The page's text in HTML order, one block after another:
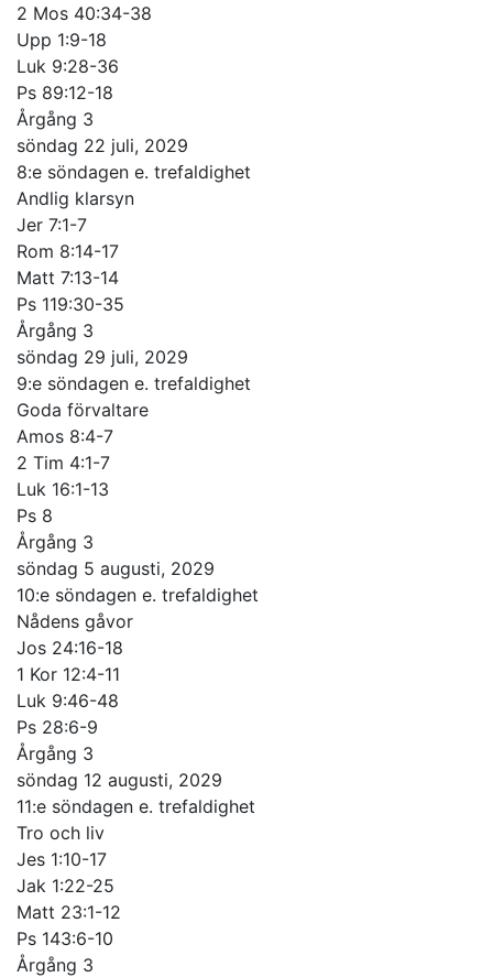
2 Mos 40:34-38
Upp 1:9-18
Luk 9:28-36
Ps 89:12-18
Årgång 3
söndag 22 juli, 2029
8:e söndagen e. trefaldighet
Andlig klarsyn
Jer 7:1-7
Rom 8:14-17
Matt 7:13-14
Ps 119:30-35
Årgång 3
söndag 29 juli, 2029
9:e söndagen e. trefaldighet
Goda förvaltare
Amos 8:4-7
2 Tim 4:1-7
Luk 16:1-13
Ps 8
Årgång 3
söndag 5 augusti, 2029
10:e söndagen e. trefaldighet
Nådens gåvor
Jos 24:16-18
1 Kor 12:4-11
Luk 9:46-48
Ps 28:6-9
Årgång 3
söndag 12 augusti, 2029
11:e söndagen e. trefaldighet
Tro och liv
Jes 1:10-17
Jak 1:22-25
Matt 23:1-12
Ps 143:6-10
Årgång 3